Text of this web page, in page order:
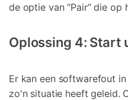
de optie van “Pair” die op
Oplossing 4: Start
Er kan een softwarefout
zo'n situatie heeft geleid.